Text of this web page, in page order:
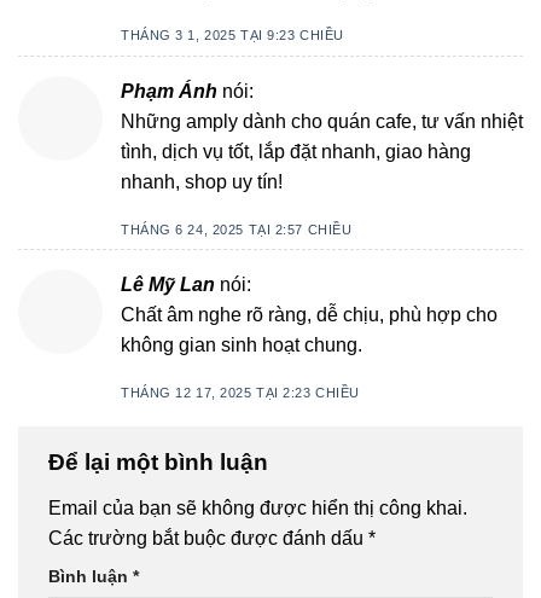
THÁNG 3 1, 2025 TẠI 9:23 CHIỀU
Phạm Ánh nói:
Những amply dành cho quán cafe, tư vấn nhiệt
tình, dịch vụ tốt, lắp đặt nhanh, giao hàng
nhanh, shop uy tín!
THÁNG 6 24, 2025 TẠI 2:57 CHIỀU
Lê Mỹ Lan nói:
Chất âm nghe rõ ràng, dễ chịu, phù hợp cho
không gian sinh hoạt chung.
THÁNG 12 17, 2025 TẠI 2:23 CHIỀU
Để lại một bình luận
Email của bạn sẽ không được hiển thị công khai.
Các trường bắt buộc được đánh dấu *
Bình luận *